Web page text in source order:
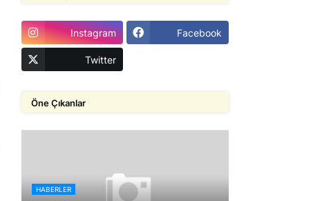
Instagram Facebook
Twitter
Öne Çıkanlar
HABERLER